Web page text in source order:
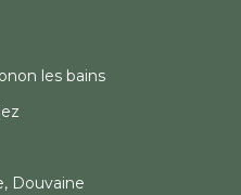
les bains
Douvaine